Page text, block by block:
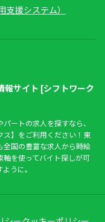
援システム）
報サイト [シフトワーク
ートの求人を探すなら、
ス】をご利用ください！東
全国の豊富な求人から時給
を使ってバイト探しが可
うに。